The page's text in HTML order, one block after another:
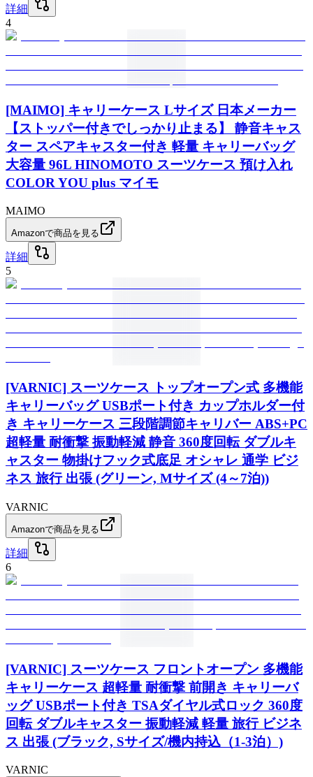
詳細
4
[MAIMO] キャリーケース Lサイズ 日本メーカー
【ストッパー付きでしっかり止まる】 静音キャス
ター スペアキャスター付き 軽量 キャリーバッグ
大容量 96L HINOMOTO スーツケース 預け入れ
COLOR YOU plus マイモ
MAIMO
Amazonで商品を見る
詳細
5
[VARNIC] スーツケース トップオープン式 多機能
キャリーバッグ USBポート付き カップホルダー付
き キャリーケース 三段階調節キャリバー ABS+PC
超軽量 耐衝撃 振動軽減 静音 360度回転 ダブルキ
ャスター 物掛けフック式底足 オシャレ 通学 ビジ
ネス 旅行 出張 (グリーン, Mサイズ (4～7泊))
VARNIC
Amazonで商品を見る
詳細
6
[VARNIC] スーツケース フロントオープン 多機能
キャリーケース 超軽量 耐衝撃 前開き キャリーバ
ッグ USBポート付き TSAダイヤル式ロック 360度
回転 ダブルキャスター 振動軽減 軽量 旅行 ビジネ
ス 出張 (ブラック, Sサイズ/機内持込（1-3泊）)
VARNIC